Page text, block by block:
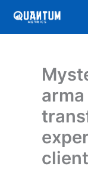
contenido